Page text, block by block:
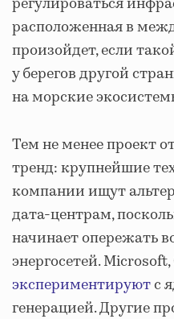
расположенная в
произойдет, если
у берегов другой
на морские
Тем не менее проект
тренд: крупнейшие
компании ищут
дата-центрам,
начинает опережать
энергосетей.
экспериментируютс
генерацией. Другие